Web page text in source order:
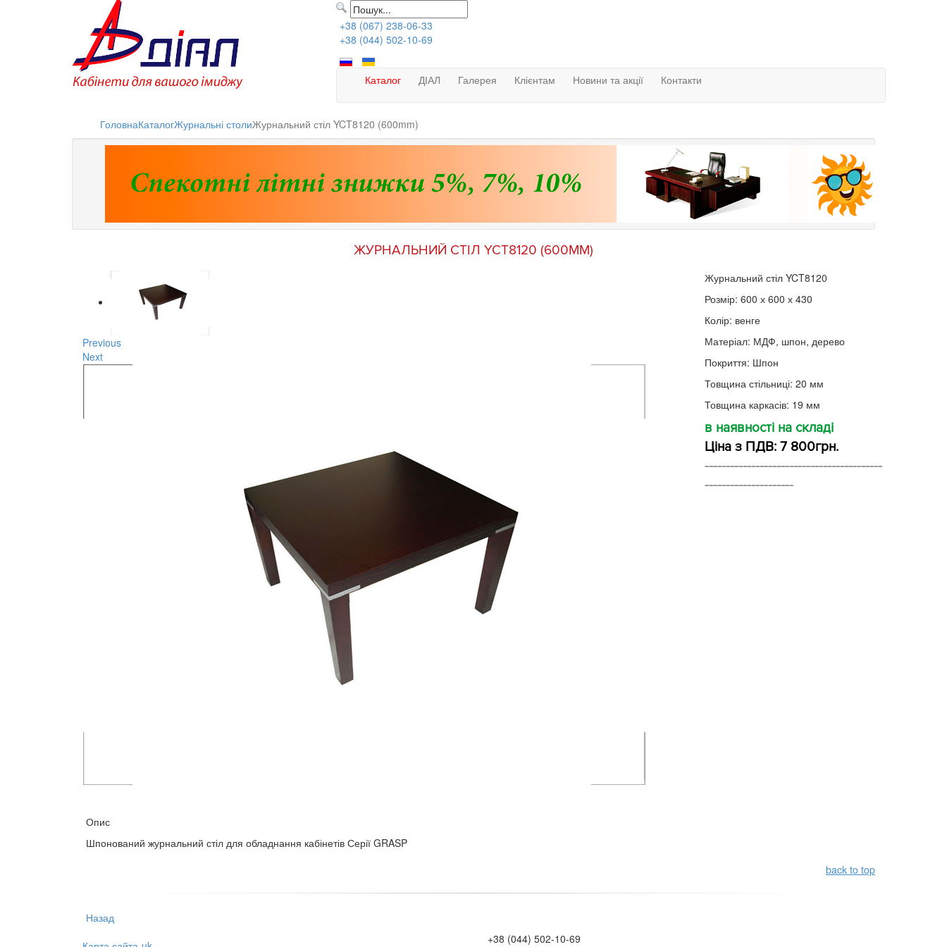
+38 (067) 238-06-33
+38 (044) 502-10-69
Каталог ДІАЛ Галерея Клієнтам Новини та акції Контакти
ГоловнаКаталогЖурнальні столиЖурнальний стіл YCT8120 (600mm)
ЖУРНАЛЬНИЙ СТІЛ YCT8120 (600MM)
Previous
Next
Журнальний стіл YCT8120
Розмір: 600 х 600 х 430
Колір: венге
Матеріал: МДФ, шпон, дерево
Покриття: Шпон
Товщина стільниці: 20 мм
Товщина каркасів: 19 мм
в наявності на складі
Ціна з ПДВ: 7 800грн.
------------------------------------------
---------------------
Опис
Шпонований журнальний стіл для обладнання кабінетів Серії GRASP
back to top
Назад
+38 (044) 502-10-69